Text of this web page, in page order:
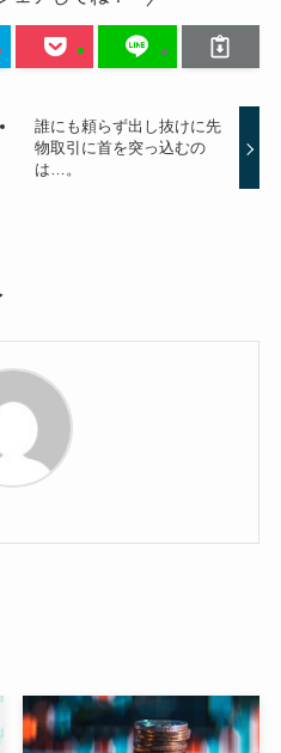
誰にも頼らず出し抜けに先
物取引に首を突っ込むの
は…。